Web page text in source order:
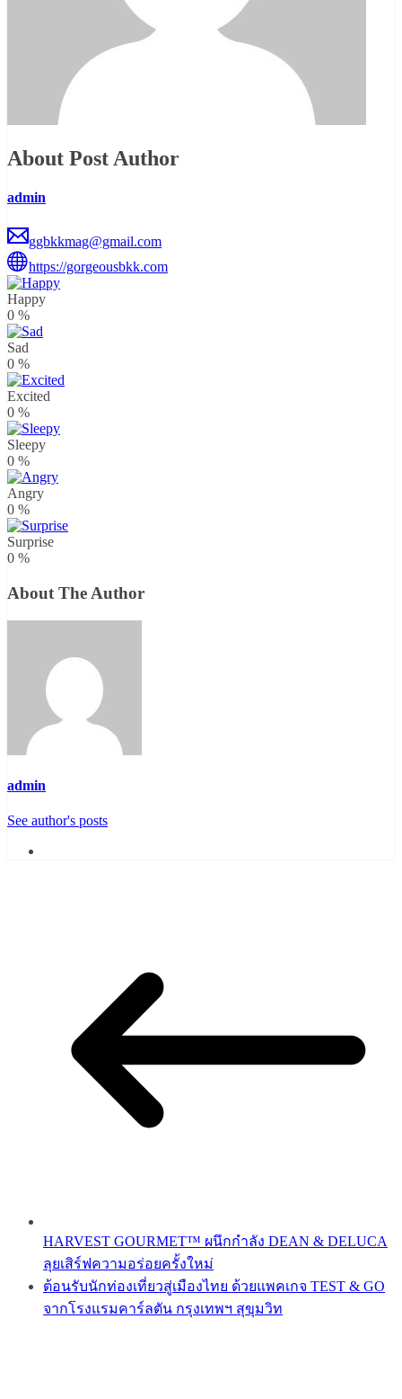
About Post Author
admin
ggbkkmag@gmail.com
https://gorgeousbkk.com
Happy
0 %
Sad
0 %
Excited
0 %
Sleepy
0 %
Angry
0 %
Surprise
0 %
About The Author
admin
See author's posts
HARVEST GOURMET™ ผนึกกำลัง DEAN & DELUCA
ลุยเสิร์ฟความอร่อยครั้งใหม่
ต้อนรับนักท่องเที่ยวสู่เมืองไทย ด้วยแพคเกจ TEST & GO
จากโรงแรมคาร์ลตัน กรุงเทพฯ สุขุมวิท